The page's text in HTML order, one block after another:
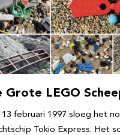
Grote LEGO
februari 1997 sloeg het
Tokio Express. Het